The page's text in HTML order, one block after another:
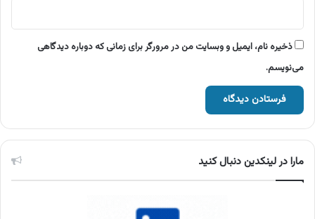
ذخیره نام، ایمیل و وبسایت من در مرورگر برای زمانی که دوباره دیدگاهی
می‌نویسم.
مارا در لینکدین دنبال کنید